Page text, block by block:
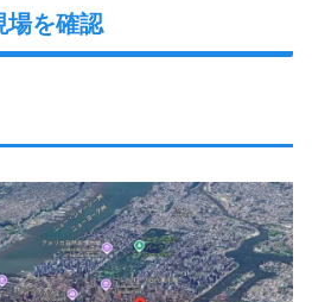
を確認